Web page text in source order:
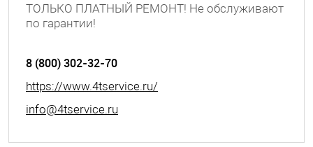
ТОЛЬКО ПЛАТНЫЙ РЕМОНТ! Не обслуживают
по гарантии!
8 (800) 302-32-70
https://www.4tservice.ru/
info@4tservice.ru